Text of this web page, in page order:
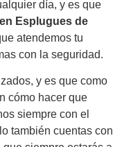
día, y es que
Esplugues de
atendemos tu
con la seguridad.
y es que como
cómo hacer que
siempre con el
también cuentas con